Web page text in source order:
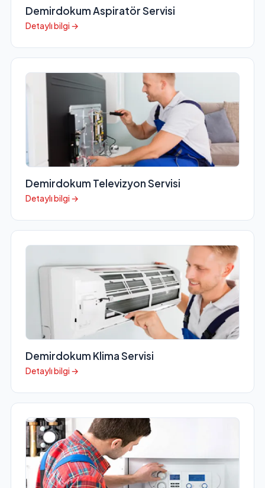
Demirdokum Aspiratör Servisi
Detaylı bilgi →
Demirdokum Televizyon Servisi
Detaylı bilgi →
Demirdokum Klima Servisi
Detaylı bilgi →